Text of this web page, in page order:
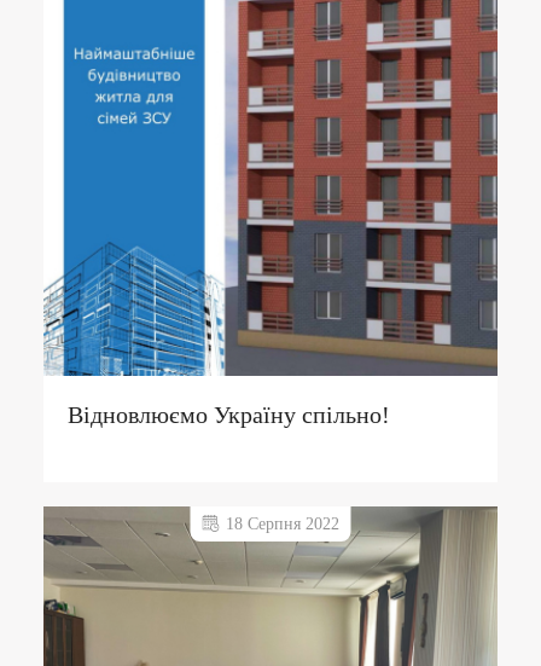
Відновлюємо Україну спільно!
18 Серпня 2022